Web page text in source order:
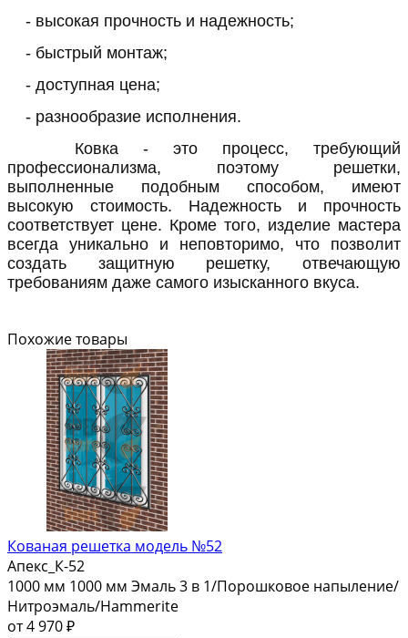
- высокая прочность и надежность;
- быстрый монтаж;
- доступная цена;
- разнообразие исполнения.
Ковка - это процесс, требующий
профессионализма, поэтому решетки,
выполненные подобным способом, имеют
высокую стоимость. Надежность и прочность
соответствует цене. Кроме того, изделие мастера
всегда уникально и неповторимо, что позволит
создать защитную решетку, отвечающую
требованиям даже самого изысканного вкуса.
Похожие товары
Кованая решетка модель №52
Апекс_К-52
1000 мм 1000 мм Эмаль 3 в 1/Порошковое напыление/
Нитроэмаль/Hammerite
от 4 970 ₽